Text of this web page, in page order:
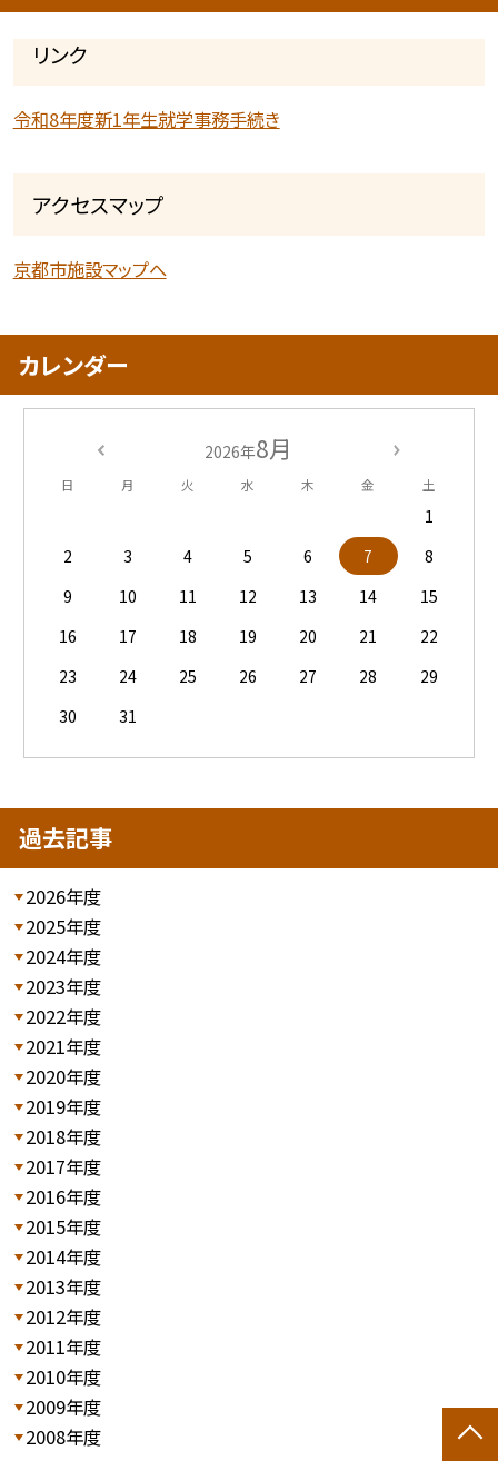
リンク
令和8年度新1年生就学事務手続き
アクセスマップ
京都市施設マップへ
カレンダー
2026年8月
日 月 火 水 木 金 土
1
2
3 4 5 6 7
8
9
10 11 12 13 14
15
16
17 18 19 20 21
22
23
24 25 26 27 28
29
30
31
過去記事
2026年度
2025年度
2024年度
2023年度
2022年度
2021年度
2020年度
2019年度
2018年度
2017年度
2016年度
2015年度
2014年度
2013年度
2012年度
2011年度
2010年度
2009年度
2008年度